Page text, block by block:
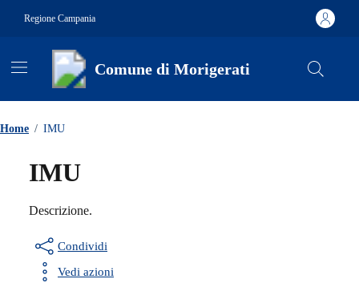
Regione Campania
Comune di Morigerati
Home / IMU
IMU
Descrizione.
Condividi
Vedi azioni